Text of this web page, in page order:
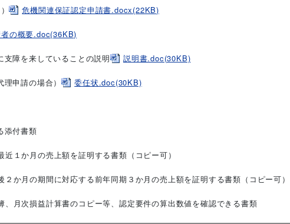
危機関連保証認定申請書.docx(22KB)
の概要.doc(36KB)
支障を来していることの説明 説明書.doc(30KB)
理申請の場合） 委任状.doc(30KB)
添付書類
１か月の売上額を証明する書類（コピー可）
か月の期間に対応する前年同期３か月の売上額を証明する書類（コピー可）
、月次損益計算書のコピー等、認定要件の算出数値を確認できる書類